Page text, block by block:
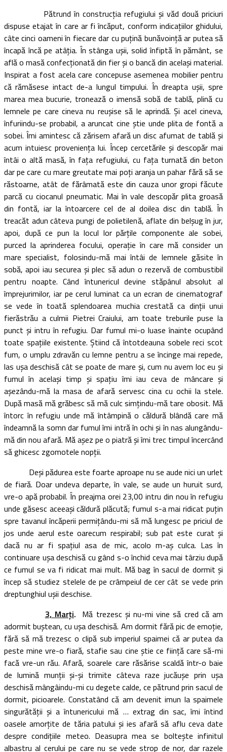
Pătrund în construcţia refugiului şi văd două priciuri
dispuse etajat în care ar fi încăput, conform indicaţiilor ghidului,
câte cinci oameni în fiecare dar cu puţină bunăvoinţă ar putea să
încapă încă pe atâţia. În stânga uşii, solid înfiptă în pământ, se
află o masă confecţionată din fier şi o bancă din acelaşi material.
Inspirat a fost acela care concepuse asemenea mobilier pentru
că rămăsese intact de-a lungul timpului. În dreapta uşii, spre
marea mea bucurie, tronează o imensă sobă de tablă, plină cu
lemnele pe care cineva nu reuşise să le aprindă. Şi acel cineva,
înfuriindu-se probabil, a aruncat cine ştie unde plita de fontă a
sobei. Îmi amintesc că zărisem afară un disc afumat de tablă şi
acum intuiesc provenienţa lui. Încep cercetările şi descopăr mai
întâi o altă masă, în faţa refugiului, cu faţa turnată din beton
dar pe care cu mare greutate mai poţi aranja un pahar fără să se
răstoarne, atât de fărâmată este din cauza unor gropi făcute
parcă cu ciocanul pneumatic. Mai în vale descopăr plita groasă
din fontă, iar la întoarcere cel de al doilea disc din tablă. În
treacăt adun câteva pungi de polietilenă, aflate din belşug în jur,
apoi, după ce pun la locul lor părţile componente ale sobei,
purced la aprinderea focului, operaţie în care mă consider un
mare specialist, folosindu-mă mai întâi de lemnele găsite în
sobă, apoi iau securea şi plec să adun o rezervă de combustibil
pentru noapte. Când întunericul devine stăpânul absolut al
împrejurimilor, iar pe cerul luminat ca un ecran de cinematograf
se vede în toată splendoarea muchia crestată ca dinţii unui
fierăstrău a culmii Pietrei Craiului, am toate treburile puse la
punct şi intru în refugiu. Dar fumul mi-o luase înainte ocupând
toate spaţiile existente. Ştiind că întotdeauna sobele reci scot
fum, o umplu zdravăn cu lemne pentru a se încinge mai repede,
las uşa deschisă cât se poate de mare şi, cum nu avem loc eu şi
fumul în acelaşi timp şi spaţiu îmi iau ceva de mâncare şi
aşezându-mă la masa de afară servesc cina cu ochii la stele.
După masă mă grăbesc să mă culc simţindu-mă tare obosit. Mă
întorc în refugiu unde mă întâmpină o căldură blândă care mă
îndeamnă la somn dar fumul îmi intră în ochi şi în nas alungându-
mă din nou afară. Mă aşez pe o piatră şi îmi trec timpul încercând
să ghicesc zgomotele nopţii.
Deşi pădurea este foarte aproape nu se aude nici un urlet
de fiară. Doar undeva departe, în vale, se aude un huruit surd,
vre-o apă probabil. În preajma orei 23,00 intru din nou în refugiu
unde găsesc aceeaşi căldură plăcută; fumul s-a mai ridicat puţin
spre tavanul încăperii permiţându-mi să mă lungesc pe priciul de
jos unde aerul este oarecum respirabil; sub pat este curat şi
dacă nu ar fi spaţiul asa de mic, acolo m-aş culca. Las în
continuare uşa deschisă cu gând s-o închid ceva mai târziu după
ce fumul se va fi ridicat mai mult. Mă bag în sacul de dormit şi
încep să studiez stelele de pe crâmpeiul de cer cât se vede prin
dreptunghiul uşii deschise.
3, Marţi. Mă trezesc şi nu-mi vine să cred că am
adormit buştean, cu uşa deschisă. Am dormit fără pic de emoţie,
fără să mă trezesc o clipă sub imperiul spaimei că ar putea da
peste mine vre-o fiară, stafie sau cine ştie ce fiinţă care să-mi
facă vre-un rău. Afară, soarele care răsărise scaldă într-o baie
de lumină munţii şi-şi trimite câteva raze jucăuşe prin uşa
deschisă mângâindu-mi cu degete calde, ce pătrund prin sacul de
dormit, picioarele. Constatând că am devenit imun la spaimele
singurătăţii şi a întunericului mă … extrag din sac, îmi întind
oasele amorţite de tăria patului şi ies afară să aflu ceva date
despre condiţiile meteo. Deasupra mea se bolteşte infinitul
albastru al cerului pe care nu se vede strop de nor, dar razele